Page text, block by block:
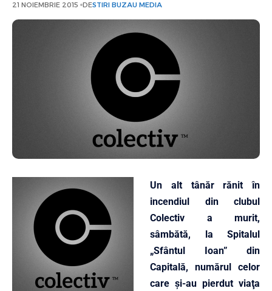
21 NOIEMBRIE 2015 DESTIRI BUZAU MEDIA
Un alt tânăr rănit în
incendiul din clubul
Colectiv a murit,
sâmbătă, la Spitalul
„Sfântul Ioan” din
Capitală, numărul celor
care şi-au pierdut viaţa